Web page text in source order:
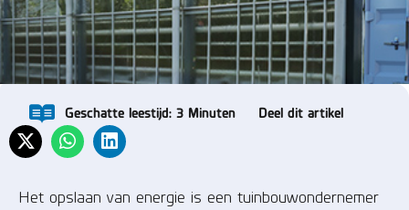
Geschatte leestijd: 3 Minuten Deel dit artikel
Het opslaan van energie is een tuinbouwondernemer